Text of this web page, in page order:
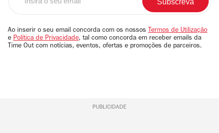
email
Ao inserir o seu email concorda com os nossos Termos de Utilização
e Política de Privacidade, tal como concorda em receber emails da
Time Out com notícias, eventos, ofertas e promoções de parceiros.
PUBLICIDADE